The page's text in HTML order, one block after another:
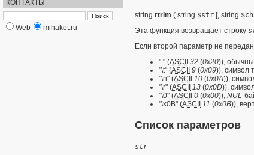
КОНТАКТЫ
Web mihakot.ru
string rtrim ( string $str [, string
Эта функция возвращает строку
Если второй параметр не
" " (ASCII 32 (0x20)),
"\t" (ASCII 9 (0x09)), символ
"\n" (ASCII 10 (0x0A)),
"\r" (ASCII 13 (0x0D)),
"\0" (ASCII 0 (0x00)), NUL-
"\x0B" (ASCII 11 (0x0B)),
Список параметров
str